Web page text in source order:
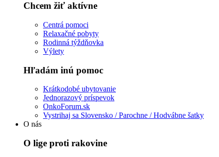
Chcem žiť aktívne
Centrá pomoci
Relaxačné pobyty
Rodinná týždňovka
Výlety
Hľadám inú pomoc
Krátkodobé ubytovanie
Jednorazový príspevok
OnkoForum.sk
Vystrihaj sa Slovensko / Parochne / Hodvábne šatky
O nás
O lige proti rakovine